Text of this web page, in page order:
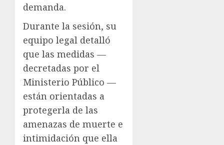
demanda.
Durante la sesión, su
equipo legal detalló
que las medidas —
decretadas por el
Ministerio Público —
están orientadas a
protegerla de las
amenazas de muerte e
intimidación que ella